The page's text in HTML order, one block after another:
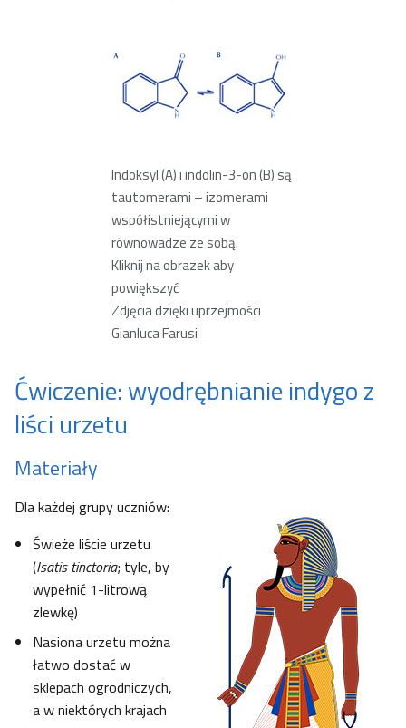
Indoksyl (A) i indolin-3-on (B) są
tautomerami – izomerami
współistniejącymi w
równowadze ze sobą.
Kliknij na obrazek aby
powiększyć
Zdjęcia dzięki uprzejmości
Gianluca Farusi
Ćwiczenie: wyodrębnianie indygo z
liści urzetu
Materiały
Dla każdej grupy uczniów:
Świeże liście urzetu
(Isatis tinctoria; tyle, by
wypełnić 1-litrową
zlewkę)
Nasiona urzetu można
łatwo dostać w
sklepach ogrodniczych,
a w niektórych krajach